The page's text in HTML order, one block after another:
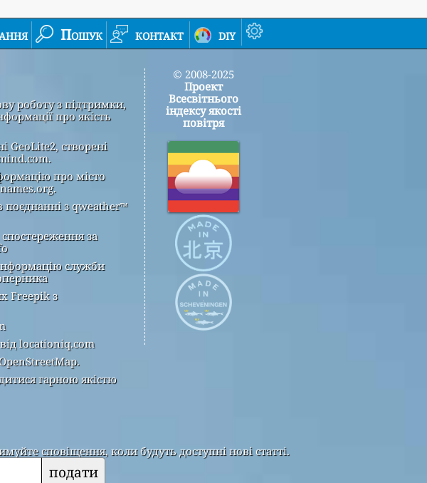
Пошук контакт diy
роботу з підтримки,
про якість
GeoLite2, створені
про місто
поєднанні з qweather™
за
служби
Freepik з
locationiq.com
гарною якістю
© 2008-2025
Проект
Всесвітнього
індексу якості
повітря
сповіщення, коли будуть доступні нові статті.
подати